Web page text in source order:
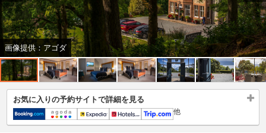
画像提供：アゴダ
お気に入りの予約サイトで詳細を見る
他